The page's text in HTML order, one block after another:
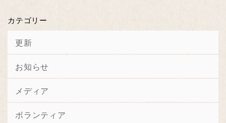
カテゴリー
更新
お知らせ
メディア
ボランティア